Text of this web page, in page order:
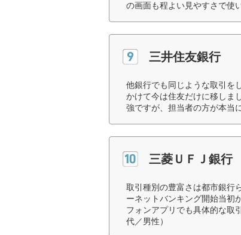
の画面も程よい見やすさで使
三井住友銀行
他銀行でも同じような取引を
かけて今は住友だけに移しま
強ですが、担当者の方が本当
三菱ＵＦＪ銀行
取引種別の豊富さは都市銀行
ーネットバンキング開始当初
フォンアプリでも具体的な取
代／男性）